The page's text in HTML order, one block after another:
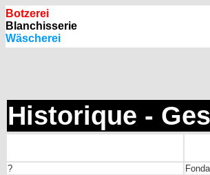
Botzerei
Blanchisserie
Wäscherei
Historique -
?